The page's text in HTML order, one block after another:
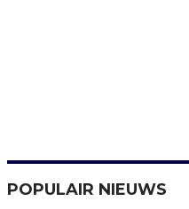
POPULAIR NIEUWS